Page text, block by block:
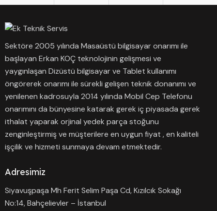
Sektöre 2005 yılında Masaüstü bilgisayar onarımı ile
başlayan Erkan KOÇ teknolojinin gelişmesi ve
yaygınlaşan Dizüstü bilgisayar ve Tablet kullanımı
öngörerek onarımı ile sürekli gelişen teknik donanımı ve
yenilenen kadrosuyla 2014 yılında Mobil Cep Telefonu
onarımını da bünyesine katarak gerek iç piyasada gerek
ithalat yaparak orjinal yedek parça stoğunu
zenginleştirmiş ve müşterilere en uygun fiyat , en kaliteli
işçilik ve hizmeti sunmaya devam etmektedir.
Adresimiz
Siyavuşpaşa Mh Ferit Selim Paşa Cd, Kızılcık Sokağı
No:14, Bahçelievler – İstanbul